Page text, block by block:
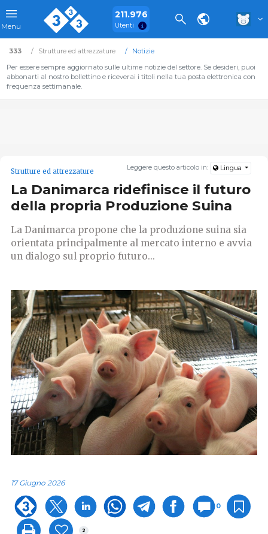
Menu
211.976
Utenti
333 Strutture ed attrezzature
Notizie
Per essere sempre aggiornato sulle ultime notizie del settore. Se desideri, puoi
abbonarti al nostro bollettino e riceverai i titoli nella tua posta elettronica con
frequenza settimanale.
Leggere questo articolo in: Lingua
Strutture ed attrezzature
La Danimarca ridefinisce il futuro
della propria Produzione Suina
La Danimarca propone che la produzione suina sia
orientata principalmente al mercato interno e avvia
un dialogo sul proprio futuro...
17 Giugno 2026
0
2